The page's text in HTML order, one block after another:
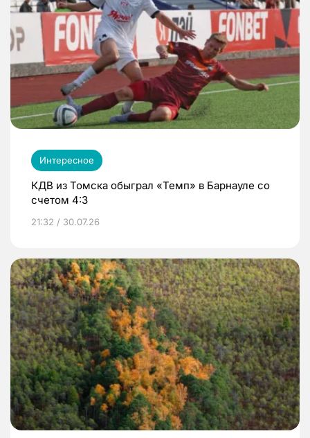
Интересное
КДВ из Томска обыграл «Темп» в Барнауле со
счетом 4:3
21:32 / 30.07.26